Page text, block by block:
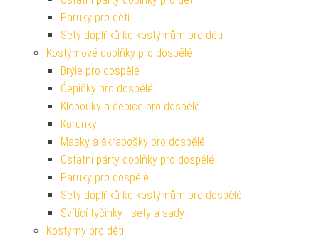
Paruky pro děti
Sety doplňků ke kostýmům pro děti
Kostýmové doplňky pro dospělé
Brýle pro dospělé
Čepičky pro dospělé
Klobouky a čepice pro dospělé
Korunky
Masky a škrabošky pro dospělé
Ostatní párty doplňky pro dospělé
Paruky pro dospělé
Sety doplňků ke kostýmům pro dospělé
Svítící tyčinky - sety a sady
Kostýmy pro děti